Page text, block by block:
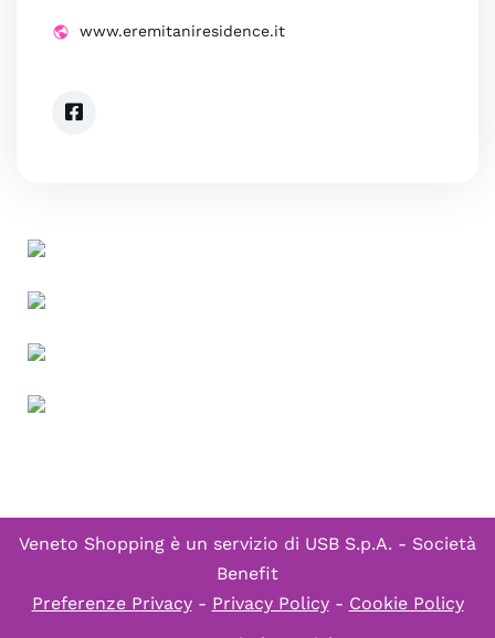
www.eremitaniresidence.it
Veneto Shopping è un servizio di USB S.p.A. - Società
Benefit
Preferenze Privacy- Privacy Policy- Cookie Policy